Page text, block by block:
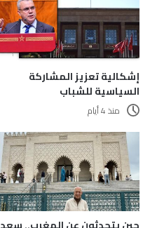
إشكالية تعزيز المشاركة
السياسية للشباب
منذ 4 أيام